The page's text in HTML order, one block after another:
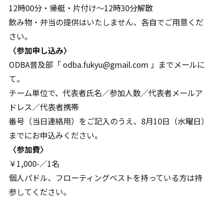
12時00分・帰艇・片付け～12時30分解散
飲み物・弁当の提供はいたしません、各自でご用意くだ
さい。
〈参加申し込み〉
ODBA普及部「 odba.fukyu@gmail.com 」までメールに
て。
チーム単位で、代表者氏名／参加人数／代表者メールア
ドレス／代表者携帯
番号（当日連絡用）をご記入のうえ、8月10日（水曜日）
までにお申込みください。
〈参加費〉
￥1,000-／1名
個人パドル、フローティングベストを持っている方は持
参してください。